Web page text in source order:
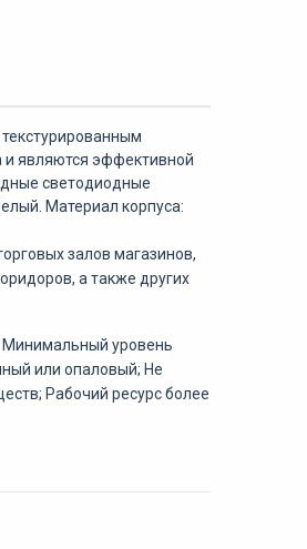
и являются эффективной
светодиодные
Материал корпуса:
залов магазинов,
а также других
Минимальный уровень
или опаловый; Не
Рабочий ресурс более